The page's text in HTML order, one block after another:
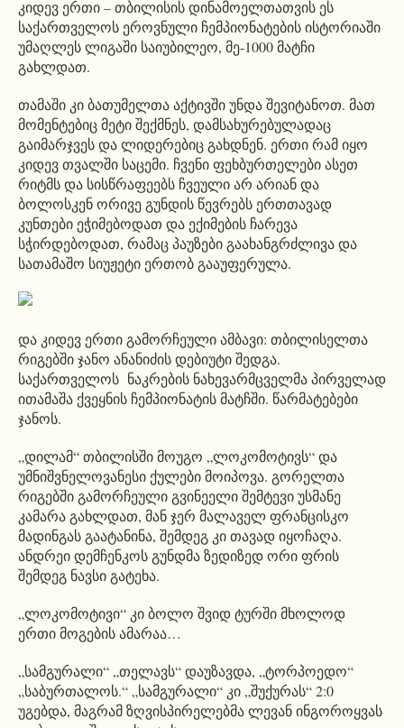
კიდევ ერთი – თბილისის დინამოელთათვის ეს
საქართველოს ეროვნული ჩემპიონატების ისტორიაში
უმაღლეს ლიგაში საიუბილეო, მე-1000 მატჩი
გახლდათ.
თამაში კი ბათუმელთა აქტივში უნდა შევიტანოთ. მათ
მომენტებიც მეტი შექმნეს, დამსახურებულადაც
გაიმარჯვეს და ლიდერებიც გახდნენ. ერთი რამ იყო
კიდევ თვალში საცემი. ჩვენი ფეხბურთელები ასეთ
რიტმს და სისწრაფეებს ჩვეული არ არიან და
ბოლოსკენ ორივე გუნდის წევრებს ერთთავად
კუნთები ეჭიმებოდათ და ექიმების ჩარევა
სჭირდებოდათ, რამაც პაუზები გაახანგრძლივა და
სათამაშო სიუჟეტი ერთობ გააუფერულა.
და კიდევ ერთი გამორჩეული ამბავი: თბილისელთა
რიგებში ჯანო ანანიძის დებიუტი შედგა.
საქართველოს ნაკრების ნახევარმცველმა პირველად
ითამაშა ქვეყნის ჩემპიონატის მატჩში. წარმატებები
ჯანოს.
„დილამ“ თბილისში მოუგო „ლოკომოტივს“ და
უმნიშვნელოვანესი ქულები მოიპოვა. გორელთა
რიგებში გამორჩეული გვინეელი შემტევი უსმანე
კამარა გახლდათ, მან ჯერ მალაველ ფრანცისკო
მადინგას გაატანინა, შემდეგ კი თავად იყოჩაღა.
ანდრეი დემჩენკოს გუნდმა ზედიზედ ორი ფრის
შემდეგ ნავსი გატეხა.
„ლოკომოტივი“ კი ბოლო შვიდ ტურში მხოლოდ
ერთი მოგების ამარაა…
„სამგურალი“ „თელავს“ დაუზავდა, „ტორპოედო“
„საბურთალოს.“ „სამგურალი“ კი „შუქურას“ 2:0
უგებდა, მაგრამ ზღვისპირელებმა ლევან ინგოროყვას